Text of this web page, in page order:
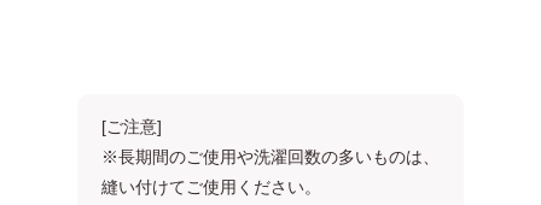
[ご注意]
※長期間のご使用や洗濯回数の多いものは、
縫い付けてご使用ください。